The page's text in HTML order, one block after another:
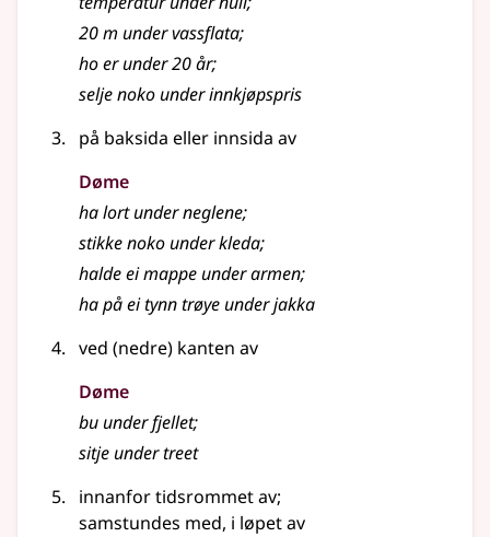
20 m under vassflata;
ho er under 20 år;
selje noko under innkjøpspris
på baksida eller innsida av
Døme
ha lort under neglene;
stikke noko under kleda;
halde ei mappe under armen;
ha på ei tynn trøye under jakka
ved (nedre) kanten av
Døme
bu under fjellet;
sitje under treet
innanfor tidsrommet av;
samstundes med, i løpet av